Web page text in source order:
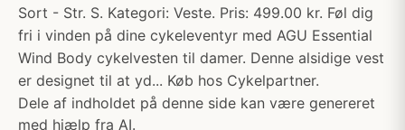
Sort - Str. S. Kategori: Veste. Pris: 499.00 kr. Føl dig
fri i vinden på dine cykeleventyr med AGU Essential
Wind Body cykelvesten til damer. Denne alsidige vest
er designet til at yd... Køb hos Cykelpartner.
Dele af indholdet på denne side kan være genereret
med hjælp fra AI.